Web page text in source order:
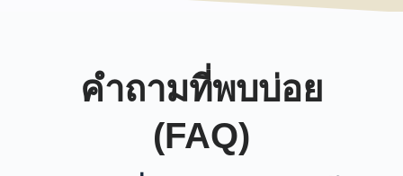
คำถามที่พบบ่อย
(FAQ)